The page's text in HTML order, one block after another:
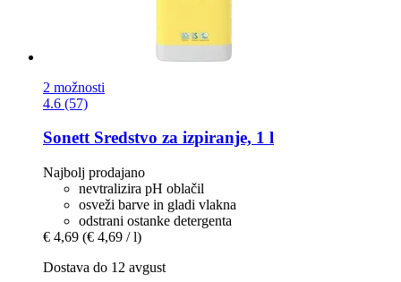
2 možnosti
4.6 (57)
SonettSredstvo za izpiranje, 1 l
Najbolj prodajano
nevtralizira pH oblačil
osveži barve in gladi vlakna
odstrani ostanke detergenta
€ 4,69 (€ 4,69 / l)
Dostava do 12 avgust